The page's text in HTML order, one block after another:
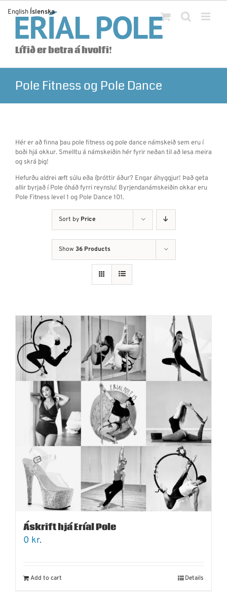
content
Lífið er betra á hvolfi!
Pole Fitness og Pole Dance
Hér er að finna þau pole fitness og pole dance námskeið sem eru í
boði hjá okkur. Smelltu á námskeiðin hér fyrir neðan til að lesa meira
og skrá þig!
Hefurðu aldrei æft súlu eða íþróttir áður? Engar áhyggjur! Það geta
allir byrjað í Pole óháð fyrri reynslu! Byrjendanámskeiðin okkar eru
Pole Fitness level 1 og Pole Dance 101.
Sort by Price
Show 36 Products
Áskrift hjá Eríal Pole
0 kr.
Add to cart Details
English Íslenska